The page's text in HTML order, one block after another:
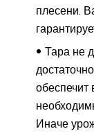
плесени.
Тара не
обеспечит
Иначе